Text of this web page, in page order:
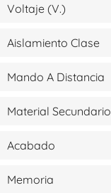
Voltaje (V.)
Aislamiento Clase
Mando A Distancia
Material Secundario
Acabado
Memoria